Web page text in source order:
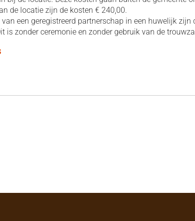
de locatie zijn de kosten € 240,00.
een geregistreerd partnerschap in een huwelijk zijn
is zonder ceremonie en zonder gebruik van de